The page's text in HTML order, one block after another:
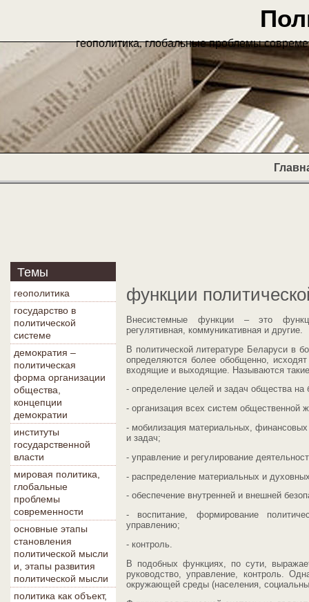
геополитика, глобальные проблемы
Темы
геополитика
государство в
политической
системе
демократия –
политическая
форма организации
общества,
концепции
демократии
институты
государственной
власти
мировая политика,
глобальные
проблемы
современности
основные этапы
становления
политической мысли
и, этапы развития
политической мысли
политика как объект,
функции
Внесистемные функции – это
регулятивная, коммуникативная и другие.
В политической литературе Беларуси в
определяются более обобщенно,
входящие и выходящие. Называются
- определение целей и задач общества на
- организация всех систем общественной
- мобилизация материальных,
и задач;
- управление и регулирование
- распределение материальных и
- обеспечение внутренней и внешней
- воспитание, формирование
управлению;
- контроль.
В подобных функциях, по сути,
руководство, управление, контроль.
окружающей среды (населения,